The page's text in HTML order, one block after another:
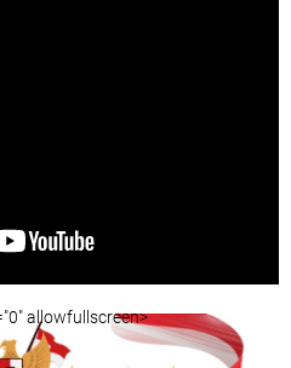
allowfullscreen>